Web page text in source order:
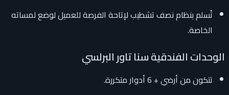
تُسلم بنظام نصف تشطيب لإتاحة الفرصة للعميل لوضع لمساته
الخاصة.
الوحدات الفندقية سنا تاور البرلسي
تتكون من أرضي + 6 أدوار متكررة.